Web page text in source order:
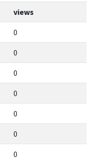
views
0
0
0
0
0
0
0